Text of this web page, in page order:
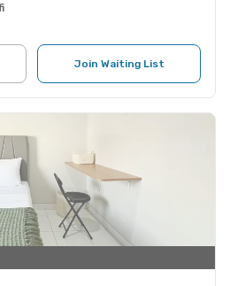
Join Waiting List